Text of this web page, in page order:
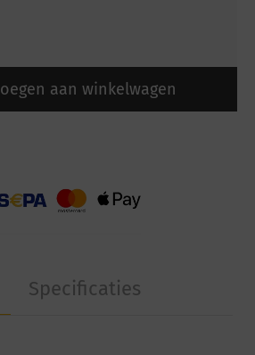
aan winkelwagen
Specificaties